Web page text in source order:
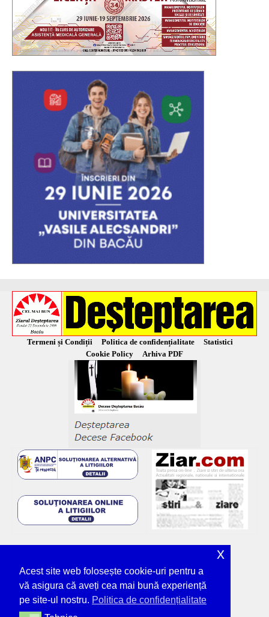
Termeni și Condiții Politica de confidențialitate
Statistici
Cookie Policy
Arhiva PDF
Acest site web folosește cookie-uri pentru a
vă asigura că aveți cea mai bună experiență
pe site-ul nostru. Politica de confidențialitate
x